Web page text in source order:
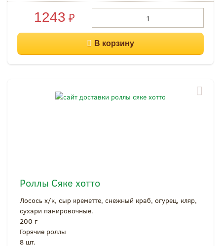
1243 ₽
Роллы Сяке хотто
Лосось х/к, сыр креметте, снежный краб, огурец, кляр,
сухари панировочные.
200 г
Горячие роллы
8 шт.